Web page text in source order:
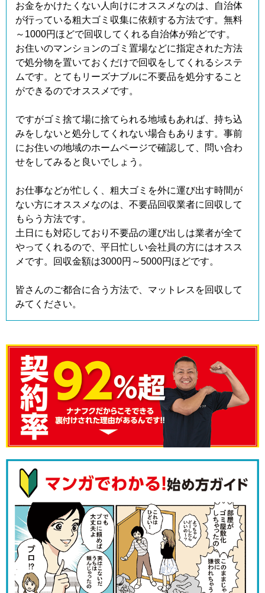
お金をかけたくない人向けにオススメなのは、自治体
が行っている粗大ゴミ収集に依頼する方法です。無料
～1000円ほどで回収してくれる自治体が殆どです。
お住いのマンションのゴミ置場などに指定された方法
で処分物を置いておくだけで回収をしてくれるシステ
ムです。とてもリーズナブルに不要品を処分すること
ができるのでオススメです。
ですがゴミ捨て場に捨てられる地域もあれば、持ち込
みをしないと処分してくれない場合もあります。事前
にお住いの地域のホームページで確認して、問い合わ
せをしてみると良いでしょう。
お仕事などが忙しく、粗大ゴミを外に運び出す時間が
ない方にオススメなのは、不要品回収業者に回収して
もらう方法です。
土日にも対応しており不要品の運び出しは業者が全て
やってくれるので、平日忙しい会社員の方にはオスス
メです。回収金額は3000円～5000円ほどです。
皆さんのご都合に合う方法で、マットレスを回収して
みてください。